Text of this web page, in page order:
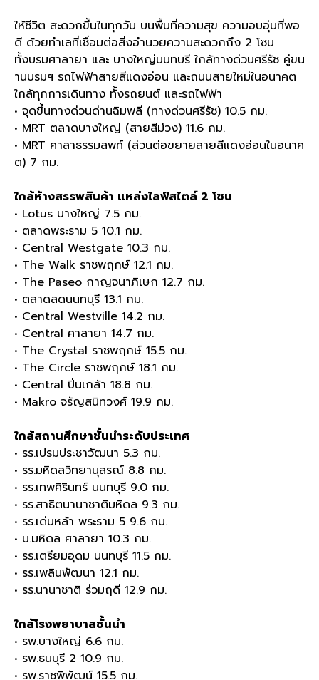
ให้ชีวิต สะดวกขึ้นในทุกวัน บนพื้นที่ความสุข ความอบอุ่นที่พอ
ดี ด้วยทำเลที่เชื่อมต่อสิ่งอำนวยความสะดวกถึง 2 โซน
ทั้งบรมศาลายา และ บางใหญ่นนทบรี ใกล้ทางด่วนศรีรัช คู่ขน
านบรมฯ รถไฟฟ้าสายสีแดงอ่อน และถนนสายใหม่ในอนาคต
ใกล้ทุกการเดินทาง ทั้งรถยนต์ และรถไฟฟ้า
• จุดขึ้นทางด่วนด่านฉิมพลี (ทางด่วนศรีรัช) 10.5 กม.
• MRT ตลาดบางใหญ่ (สายสีม่วง) 11.6 กม.
• MRT ศาลาธรรมสพท์ (ส่วนต่อขยายสายสีแดงอ่อนในอนาค
ต) 7 กม.
ใกล้ห้างสรรพสินค้า แหล่งไลฟ์สไตล์ 2 โซน
• Lotus บางใหญ่ 7.5 กม.
• ตลาดพระราม 5 10.1 กม.
• Central Westgate 10.3 กม.
• The Walk ราชพฤกษ์ 12.1 กม.
• The Paseo กาญจนาภิเษก 12.7 กม.
• ตลาดสดนนทบุรี 13.1 กม.
• Central Westville 14.2 กม.
• Central ศาลายา 14.7 กม.
• The Crystal ราชพฤกษ์ 15.5 กม.
• The Circle ราชพฤกษ์ 18.1 กม.
• Central ปิ่นเกล้า 18.8 กม.
• Makro จรัญสนิทวงศ์ 19.9 กม.
ใกล้สถานศึกษาชั้นนำระดับประเทศ
• รร.เปรมประชาวัฒนา 5.3 กม.
• รร.มหิดลวิทยานุสรณ์ 8.8 กม.
• รร.เทพศิรินทร์ นนทบุรี 9.0 กม.
• รร.สาธิตนานาชาติมหิดล 9.3 กม.
• รร.เด่นหล้า พระราม 5 9.6 กม.
• ม.มหิดล ศาลายา 10.3 กม.
• รร.เตรียมอุดม นนทบุรี 11.5 กม.
• รร.เพลินพัฒนา 12.1 กม.
• รร.นานาชาติ ร่วมฤดี 12.9 กม.
ใกล้โรงพยาบาลชั้นนำ
• รพ.บางใหญ่ 6.6 กม.
• รพ.ธนบุรี 2 10.9 กม.
• รพ.ราชพิพัฒน์ 15.5 กม.